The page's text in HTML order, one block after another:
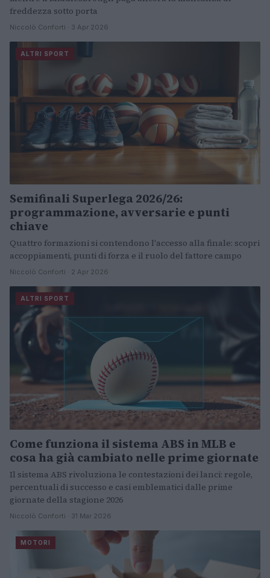
freddezza sotto porta
Niccolò Conforti · 3 Apr 2026
ALTRI SPORT
Semifinali Superlega 2026/26:
programmazione, avversarie e punti
chiave
Quattro formazioni si contendono l'accesso alla finale: scopri
accoppiamenti, punti di forza e il ruolo del fattore campo
Niccolò Conforti · 2 Apr 2026
ALTRI SPORT
Come funziona il sistema ABS in MLB e
cosa ha già cambiato nelle prime giornate
Il sistema ABS rivoluziona le contestazioni dei lanci: regole,
percentuali di successo e casi emblematici dalle prime
giornate della stagione 2026
Niccolò Conforti · 31 Mar 2026
MOTORI